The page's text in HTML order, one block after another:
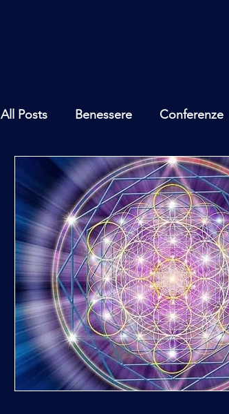
All Posts Benessere Conferenze
Ambiente Inchieste - Interviste
Archeoastronomia Attualità